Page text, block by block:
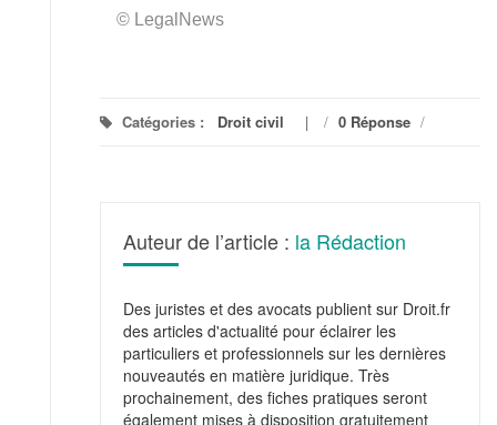
© LegalNews
Catégories : Droit civil / 0 Réponse /
Auteur de l’article : la Rédaction
Des juristes et des avocats publient sur Droit.fr
des articles d'actualité pour éclairer les
particuliers et professionnels sur les dernières
nouveautés en matière juridique. Très
prochainement, des fiches pratiques seront
également mises à disposition gratuitement